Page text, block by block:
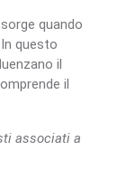
quando
questo
il
il
associati a